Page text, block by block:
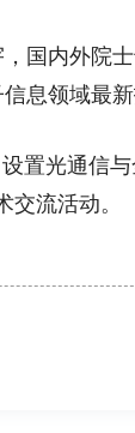
内外院士
息领域最
光通信与
流活动。